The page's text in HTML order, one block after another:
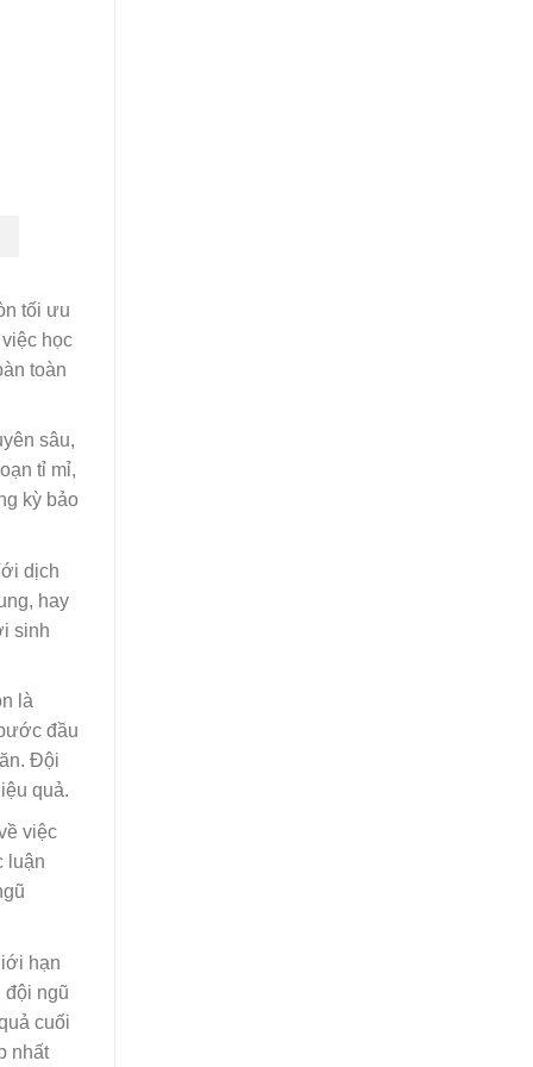
tối ưu
học
toàn
sâu,
tỉ mỉ,
kỳ bảo
dịch
hay
sinh
là
đầu
Đội
quả.
việc
luận
hạn
đội ngũ
cuối
nhất